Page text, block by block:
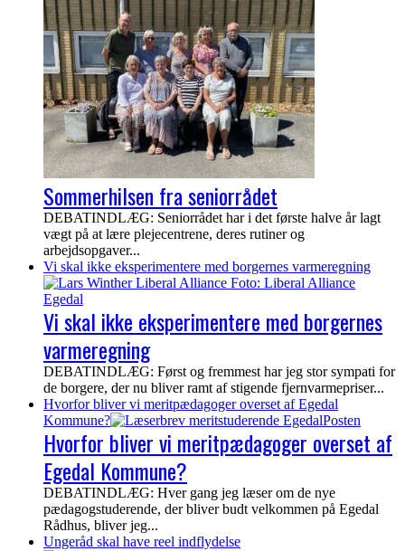
Sommerhilsen fra seniorrådet
DEBATINDLÆG: Seniorrådet har i det første halve år lagt
vægt på at lære plejecentrene, deres rutiner og
arbejdsopgaver...
Vi skal ikke eksperimentere med borgernes varmeregning
Vi skal ikke eksperimentere med borgernes
varmeregning
DEBATINDLÆG: Først og fremmest har jeg stor sympati for
de borgere, der nu bliver ramt af stigende fjernvarmepriser...
Hvorfor bliver vi meritpædagoger overset af Egedal
Kommune?
Hvorfor bliver vi meritpædagoger overset af
Egedal Kommune?
DEBATINDLÆG: Hver gang jeg læser om de nye
pædagogstuderende, der bliver budt velkommen på Egedal
Rådhus, bliver jeg...
Ungeråd skal have reel indflydelse